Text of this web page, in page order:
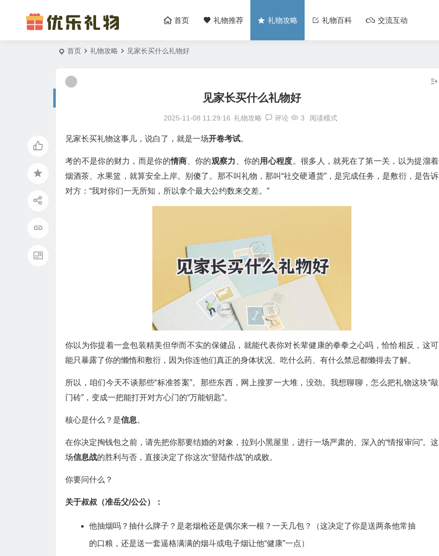
首页 礼物推荐 礼物攻略 礼物百科 交流互动
首页 礼物攻略 见家长买什么礼物好
见家长买什么礼物好
2025-11-08 11:29:16 礼物攻略 评论 3 阅读模式
见家长买礼物这事儿，说白了，就是一场开卷考试。
考的不是你的财力，而是你的情商 、你的观察力 、你的用心程度。很多人，就死在了第一关，以为提溜着
烟酒茶、水果篮，就算安全上岸。别傻了。那不叫礼物，那叫“社交硬通货”，是完成任务，是敷衍，是告诉
对方：“我对你们一无所知，所以拿个最大公约数来交差。”
你以为你提着一盒包装精美但华而不实的保健品，就能代表你对长辈健康的拳拳之心吗，恰恰相反，这可
能只暴露了你的懒惰和敷衍，因为你连他们真正的身体状况、吃什么药、有什么禁忌都懒得去了解。
所以，咱们今天不谈那些“标准答案”。那些东西，网上搜罗一大堆，没劲。我想聊聊，怎么把礼物这块“敲
门砖”，变成一把能打开对方心门的“万能钥匙”。
核心是什么？是信息。
在你决定掏钱包之前，请先把你那要结婚的对象，拉到小黑屋里，进行一场严肃的、深入的“情报审问”。这
场信息战的胜利与否，直接决定了你这次“登陆作战”的成败。
你要问什么？
关于叔叔（准岳父/公公）：
他抽烟吗？抽什么牌子？是老烟枪还是偶尔来一根？一天几包？（这决定了你是送两条他常抽
的口粮，还是送一套逼格满满的烟斗或电子烟让他“健康”一点）